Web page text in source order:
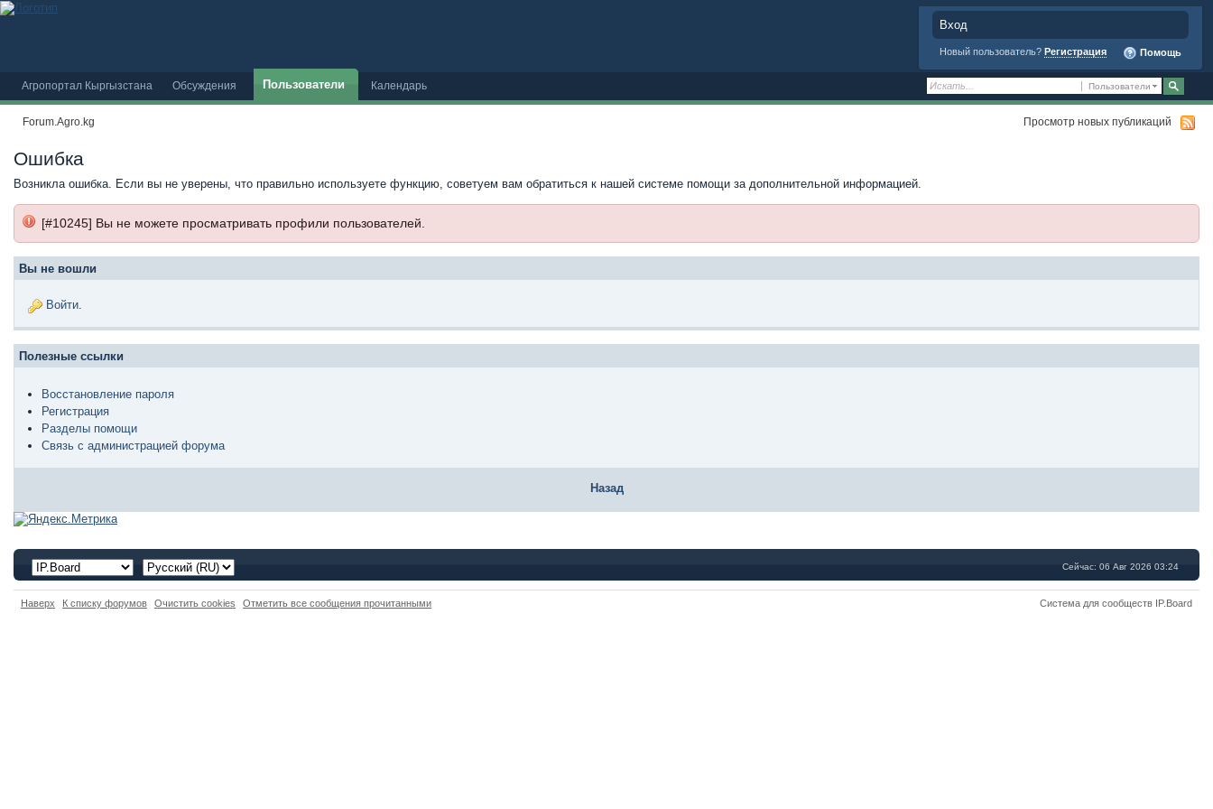
Вход
Новый пользователь? Регистрация Помощь
Пользователи
Агропортал Кыргызстана Обсуждения Пользователи Календарь
Forum.Agro.kg Просмотр новых публикаций
Ошибка
Возникла ошибка. Если вы не уверены, что правильно используете функцию, советуем вам обратиться к нашей системе помощи за дополнительной информацией.
[#10245] Вы не можете просматривать профили пользователей.
Вы не вошли
Войти.
Полезные ссылки
Восстановление пароля
Регистрация
Разделы помощи
Связь с администрацией форума
Назад
Сейчас: 06 Авг 2026 03:24
Наверх К списку форумов Очистить cookies Отметить все сообщения прочитанными Система для сообществ IP.Board